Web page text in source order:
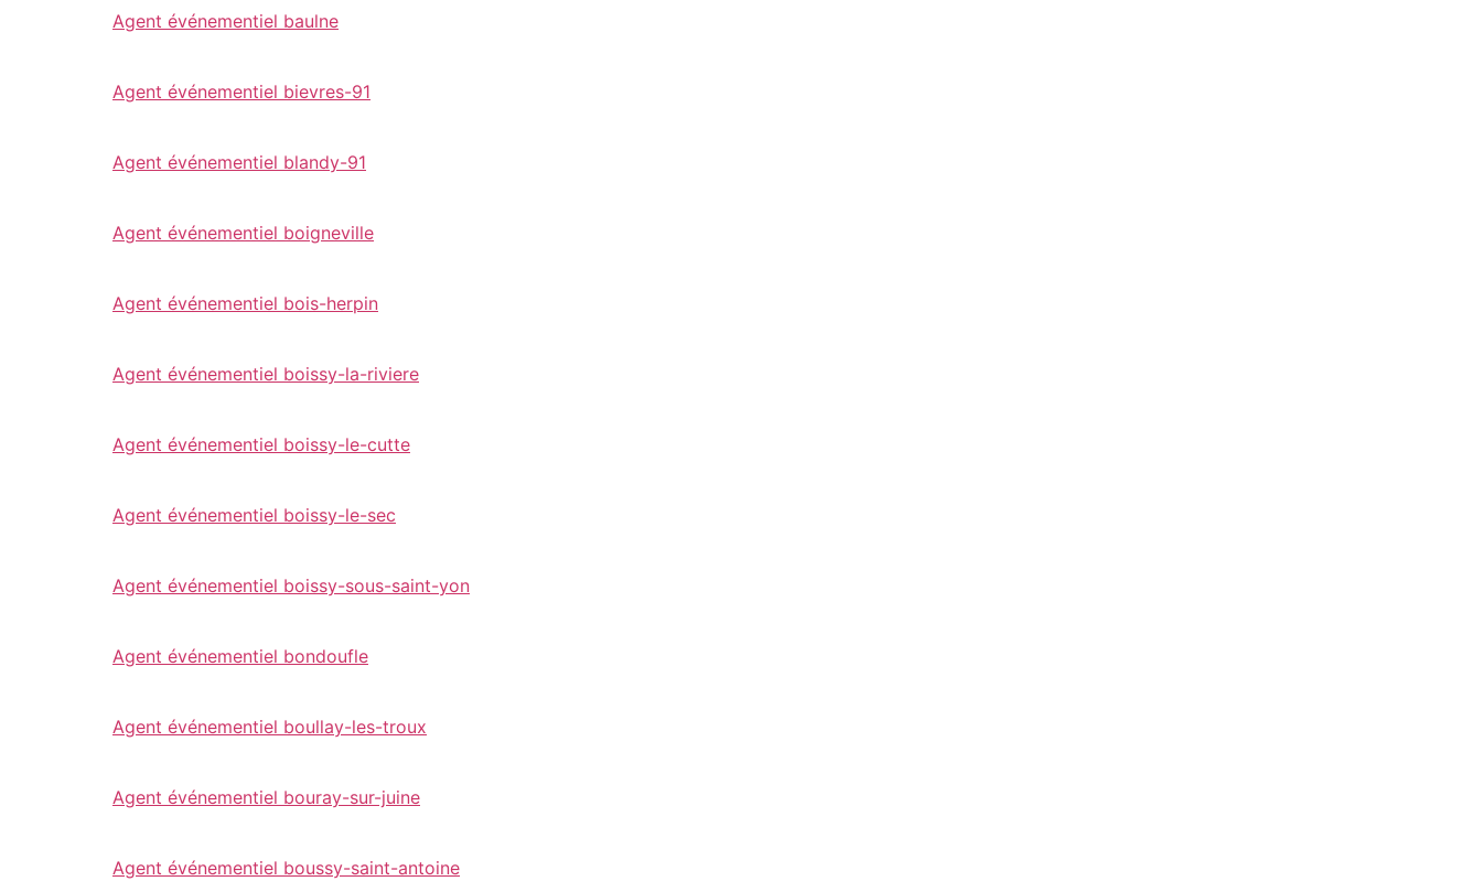
Agent événementiel baulne
Agent événementiel bievres-91
Agent événementiel blandy-91
Agent événementiel boigneville
Agent événementiel bois-herpin
Agent événementiel boissy-la-riviere
Agent événementiel boissy-le-cutte
Agent événementiel boissy-le-sec
Agent événementiel boissy-sous-saint-yon
Agent événementiel bondoufle
Agent événementiel boullay-les-troux
Agent événementiel bouray-sur-juine
Agent événementiel boussy-saint-antoine